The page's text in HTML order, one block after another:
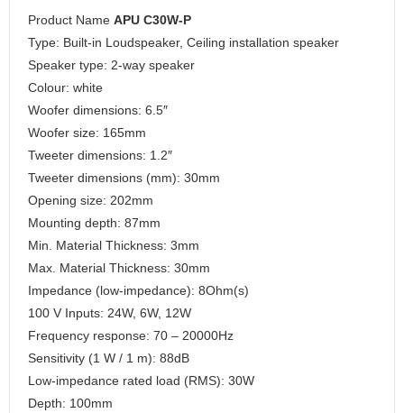
Product Name APU C30W-P
Type: Built-in Loudspeaker, Ceiling installation speaker
Speaker type: 2-way speaker
Colour: white
Woofer dimensions: 6.5″
Woofer size: 165mm
Tweeter dimensions: 1.2″
Tweeter dimensions (mm): 30mm
Opening size: 202mm
Mounting depth: 87mm
Min. Material Thickness: 3mm
Max. Material Thickness: 30mm
Impedance (low-impedance): 8Ohm(s)
100 V Inputs: 24W, 6W, 12W
Frequency response: 70 – 20000Hz
Sensitivity (1 W / 1 m): 88dB
Low-impedance rated load (RMS): 30W
Depth: 100mm